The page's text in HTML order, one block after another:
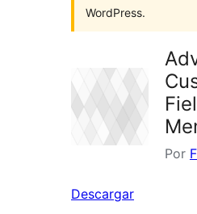
WordPress.
Por
Descargar